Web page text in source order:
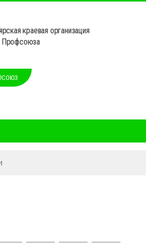
краевая организация
Профсоюза